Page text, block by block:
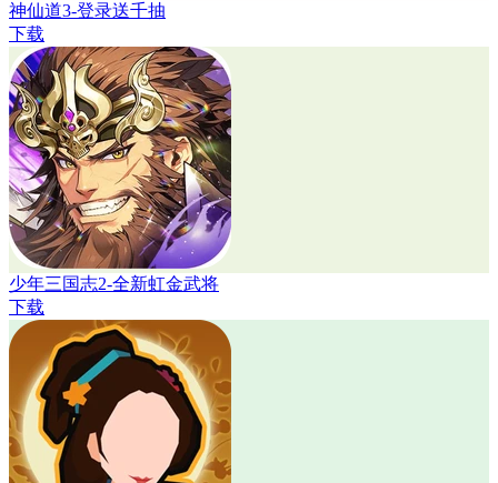
神仙道3-登录送千抽
下载
少年三国志2-全新虹金武将
下载